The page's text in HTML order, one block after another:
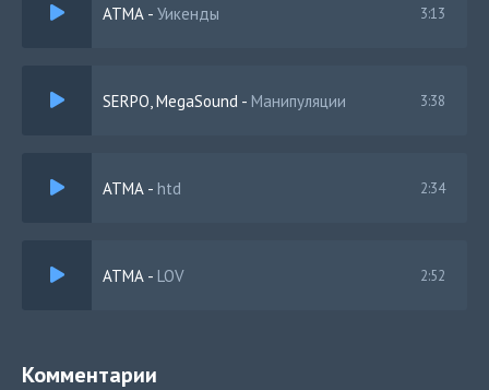
АТМА - Уикенды 3:13
SERPO, MegaSound - Манипуляции 3:38
АТМА - htd 2:34
АТМА - LOV 2:52
Комментарии